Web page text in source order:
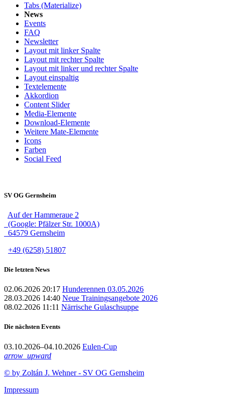
Tabs (Materialize)
News
Events
FAQ
Newsletter
Layout mit linker Spalte
Layout mit rechter Spalte
Layout mit linker und rechter Spalte
Layout einspaltig
Textelemente
Akkordion
Content Slider
Media-Elemente
Download-Elemente
Weitere Mate-Elemente
Icons
Farben
Social Feed
SV OG Gernsheim
Auf der Hammeraue 2
(Google: Pfälzer Str. 1000A)
64579 Gernsheim
+49 (6258) 51807
Die letzten News
02.06.2026 20:17 Hunderennen 03.05.2026
28.03.2026 14:40 Neue Trainingsangebote 2026
08.02.2026 11:11 Närrische Gulaschsuppe
Die nächsten Events
03.10.2026–04.10.2026 Eulen-Cup
arrow_upward
© by Zoltán J. Wehner - SV OG Gernsheim
Impressum